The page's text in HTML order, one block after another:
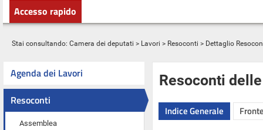
Accesso rapido
Stai consultando: Camera dei deputati > Lavori > Resoconti > Dettaglio
Agenda dei Lavori
Resoconti
Assemblea
Resoconti
Indice Generale